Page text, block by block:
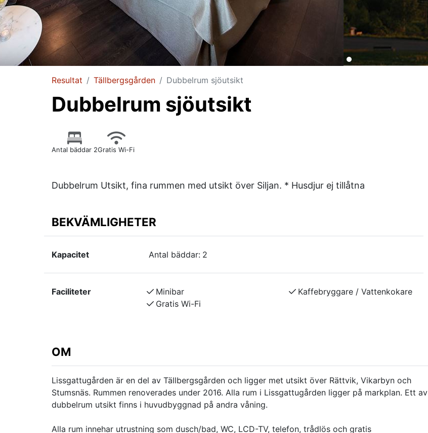
Resultat Tällbergsgården Dubbelrum sjöutsikt
Dubbelrum sjöutsikt
Antal bäddar 2Gratis Wi-Fi
Dubbelrum Utsikt, fina rummen med utsikt över Siljan. * Husdjur ej tillåtna
BEKVÄMLIGHETER
Kapacitet Antal bäddar: 2
Faciliteter Minibar
Kaffebryggare / Vattenkokare
Gratis Wi-Fi
OM
Lissgattugården är en del av Tällbergsgården och ligger met utsikt över Rättvik, Vikarbyn och
Stumsnäs. Rummen renoverades under 2016. Alla rum i Lissgattugården ligger på markplan. Ett av
dubbelrum utsikt finns i huvudbyggnad på andra våning.
Alla rum innehar utrustning som dusch/bad, WC, LCD-TV, telefon, trådlös och gratis